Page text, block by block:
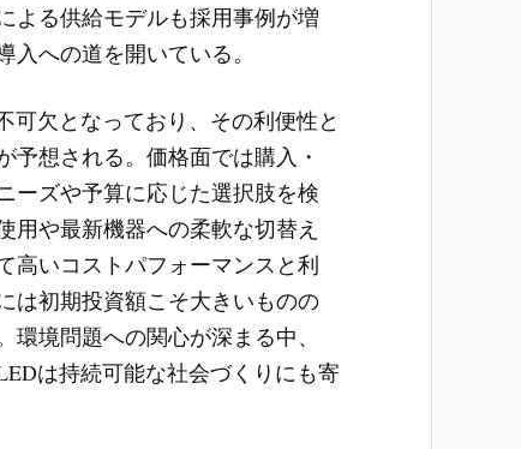
よる供給モデルも採用事例が増
への道を開いている。
可欠となっており、その利便性と
想される。価格面では購入・
ーズや予算に応じた選択肢を検
用や最新機器への柔軟な切替え
高いコストパフォーマンスと利
は初期投資額こそ大きいものの
境問題への関心が深まる中、
は持続可能な社会づくりにも寄